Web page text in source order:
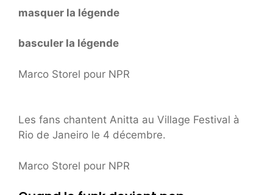
masquer la légende
basculer la légende
Marco Storel pour NPR
Les fans chantent Anitta au Village Festival à
Rio de Janeiro le 4 décembre.
Marco Storel pour NPR